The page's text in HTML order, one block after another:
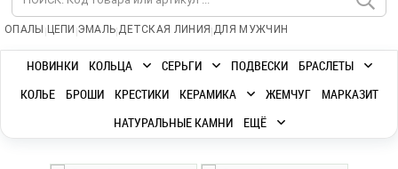
ОПАЛЫ | ЦЕПИ |ЭМАЛЬ|ДЕТСКАЯ ЛИНИЯ |ДЛЯ МУЖЧИН
НОВИНКИ КОЛЬЦА СЕРЬГИ ПОДВЕСКИ
БРАСЛЕТЫ
КОЛЬЕ
БРОШИ КРЕСТИКИ КЕРАМИКА ЖЕМЧУГ
МАРКАЗИТ
НАТУРАЛЬНЫЕ КАМНИ
ЕЩЁ